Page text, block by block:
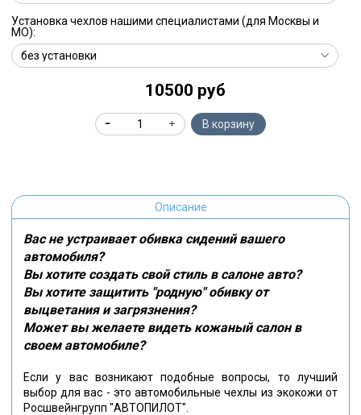
Установка чехлов нашими специалистами (для Москвы и
МО):
10500 руб
В корзину
Описание
Вас не устраивает обивка сидений вашего
автомобиля?
Вы хотите создать свой стиль в салоне авто?
Вы хотите защитить "родную" обивку от
выцветания и загрязнения?
Может вы желаете видеть кожаный салон в
своем автомобиле?
Если у вас возникают подобные вопросы, то лучший
выбор для вас - это автомобильные чехлы из экокожи от
Росшвейнгрупп "АВТОПИЛОТ".